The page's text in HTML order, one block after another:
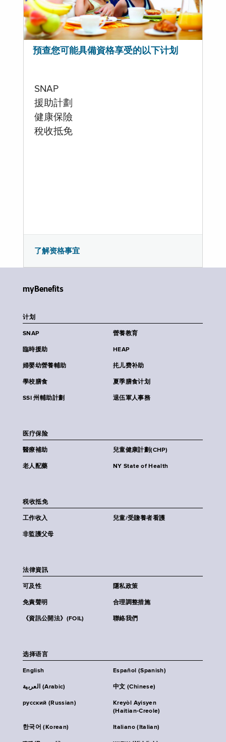
預查您可能具備資格享受的以下计划
SNAP
援助計劃
健康保險
稅收抵免
了解资格事宜
myBenefits
计划
SNAP 營養教育
臨時援助 HEAP
婦嬰幼營養輔助 扥儿费补助
學校膳食 夏季膳食计划
SSI 州輔助計劃 退伍軍人事務
医疗保险
醫療補助 兒童健康計劃(CHP)
老人配藥 NY State of Health
税收抵免
工作收入 兒童/受贍養者看護
非監護父母
法律資訊
可及性 隱私政策
免責聲明 合理調整措施
《資訊公開法》(FOIL) 聯絡我們
选择语言
English Español (Spanish)
العربية (Arabic) 中文 (Chinese)
русский (Russian)
Kreyòl Ayisyen
(Haitian-Creole)
한국어 (Korean) Italiano (Italian)